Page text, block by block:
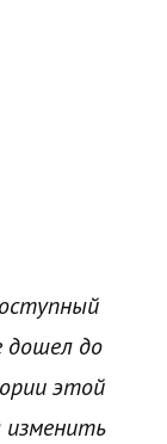
дошел до
этой